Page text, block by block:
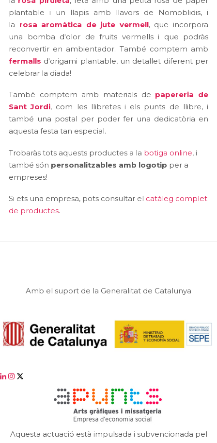
plantable i un llapis amb llavors de Nomoblidis, i
la rosa aromàtica de jute vermell, que incorpora
una bomba d'olor de fruits vermells i que podràs
reconvertir en ambientador. També comptem amb
fermalls d'origami plantable, un detallet diferent per
celebrar la diada!
També comptem amb materials de papereria de
Sant Jordi, com les llibretes i els punts de llibre, i
també una postal per poder fer una dedicatòria en
aquesta festa tan especial.
Trobaràs tots aquests productes a la botiga online, i
també són personalitzables amb logotip per a
empreses!
Si ets una empresa, pots consultar el catàleg complet
de productes.
Amb el suport de la Generalitat de Catalunya
Aquesta actuació està impulsada i subvencionada pel